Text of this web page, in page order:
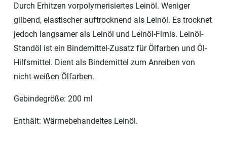
Durch Erhitzen vorpolymerisiertes Leinöl. Weniger
gilbend, elastischer auftrocknend als Leinöl. Es trocknet
jedoch langsamer als Leinöl und Leinöl-Firnis. Leinöl-
Standöl ist ein Bindemittel-Zusatz für Ölfarben und Öl-
Hilfsmittel. Dient als Bindemittel zum Anreiben von
nicht-weißen Ölfarben.
Gebindegröße: 200 ml
Enthält: Wärmebehandeltes Leinöl.